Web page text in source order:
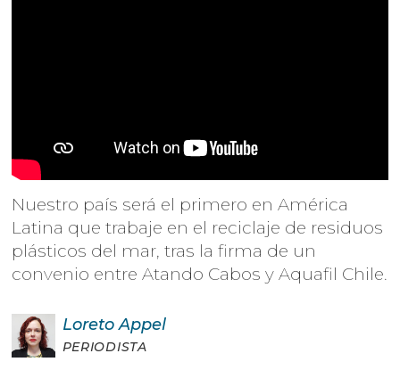
Nuestro país será el primero en América
Latina que trabaje en el reciclaje de residuos
plásticos del mar, tras la firma de un
convenio entre Atando Cabos y Aquafil Chile.
Loreto Appel
PERIODISTA